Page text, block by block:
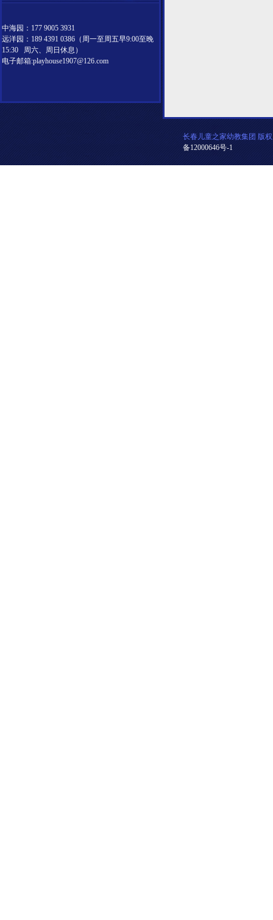
中海园：177 9005 3931
远洋园：189 4391 0386（周一至周五早9:00至晚
15:30 周六、周日休息）
电子邮箱:playhouse1907@126.com
长春儿童之家幼教集团 版
备12000646号-1